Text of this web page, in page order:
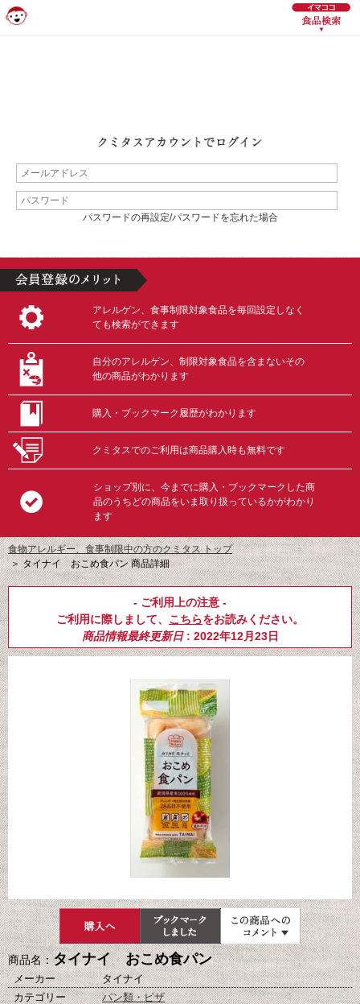
パスワードの再設定/パスワードを忘れた場合
アレルゲン、食事制限対象食品を毎回設定しなく
ても検索ができます
自分のアレルゲン、制限対象食品を含まないその
他の商品がわかります
購入・ブックマーク履歴がわかります
クミタスでのご利用は商品購入時も無料です
ショップ別に、今までに購入・ブックマークした商
品のうちどの商品をいま取り扱っているかがわかり
ます
食物アレルギー、食事制限中の方のクミタス トップ
＞タイナイ おこめ食パン 商品詳細
- ご利用上の注意 -
ご利用に際しまして、 こちらをお読みください。
商品情報最終更新日: 2022年12月23日
商品名：タイナイ おこめ食パン
メーカー
タイナイ
カテゴリー
パン類・ピザ